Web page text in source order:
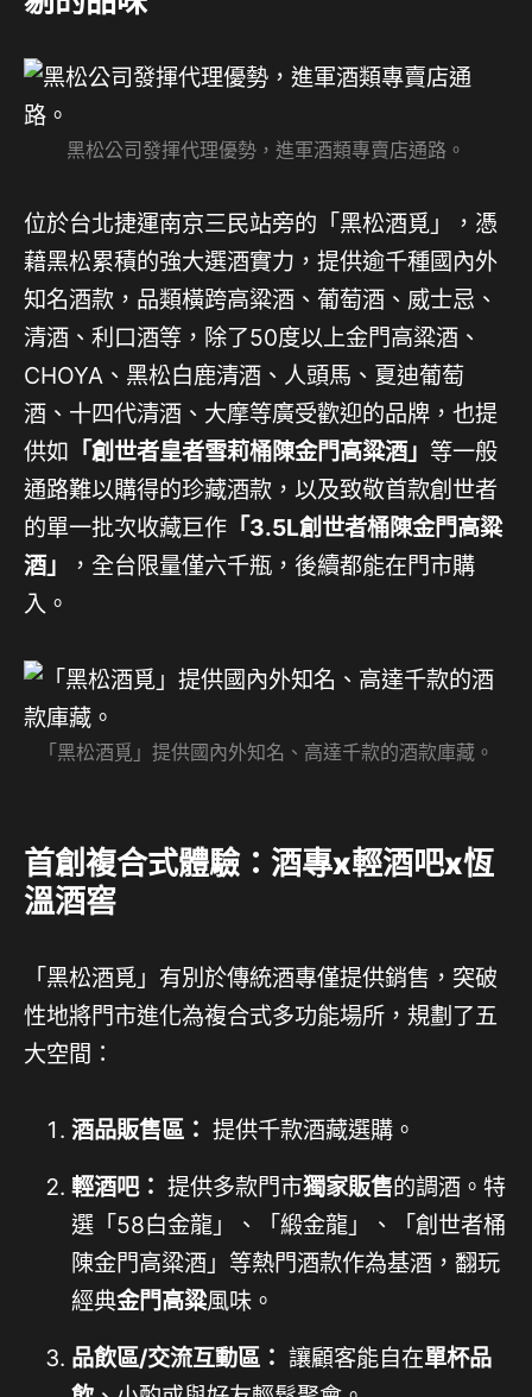
黑松公司發揮代理優勢，進軍酒類專賣店通路。
位於台北捷運南京三民站旁的「黑松酒覓」，憑
藉黑松累積的強大選酒實力，提供逾千種國內外
知名酒款，品類橫跨高粱酒、葡萄酒、威士忌、
清酒、利口酒等，除了50度以上金門高粱酒、
CHOYA、黑松白鹿清酒、人頭馬、夏迪葡萄
酒、十四代清酒、大摩等廣受歡迎的品牌，也提
供如 「創世者皇者雪莉桶陳金門高粱酒」 等一般
通路難以購得的珍藏酒款，以及致敬首款創世者
的單一批次收藏巨作 「3.5L創世者桶陳金門高粱
酒」
，全台限量僅六千瓶，後續都能在門市購
入。
「黑松酒覓」提供國內外知名、高達千款的酒款庫藏。
首創複合式體驗：酒專x輕酒吧x恆
溫酒窖
「黑松酒覓」有別於傳統酒專僅提供銷售，突破
性地將門市進化為複合式多功能場所，規劃了五
大空間：
酒品販售區： 提供千款酒藏選購。
輕酒吧： 提供多款門市獨家販售的調酒。特
選「58白金龍」、「緞金龍」、「創世者桶
陳金門高粱酒」等熱門酒款作為基酒，翻玩
經典金門高粱風味。
品飲區/交流互動區： 讓顧客能自在單杯品